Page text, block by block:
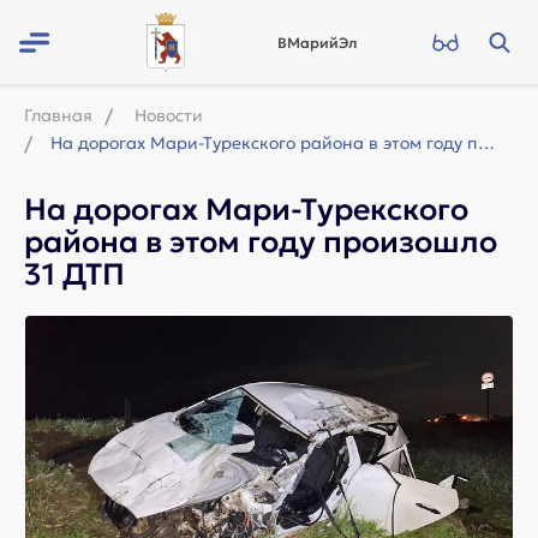
ВМарийЭл
Главная
Новости
На дорогах Мари-Турекского района в этом году произошло 31 ДТП
На дорогах Мари-Турекского
района в этом году произошло
31 ДТП